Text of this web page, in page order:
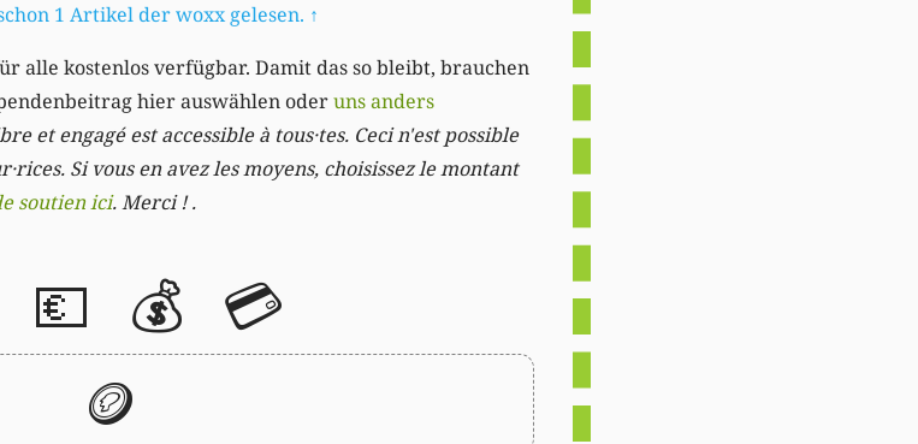
1 Artikel der woxx gelesen. ↑
alle kostenlos verfügbar. Damit das so bleibt, brauchen
hier auswählen oderuns anders
et engagé est accessible à tous·tes. Ceci n'est possible
Si vous en avez les moyens, choisissez le montant
soutien ici. Merci ! .
💶 💰 💳
🪙